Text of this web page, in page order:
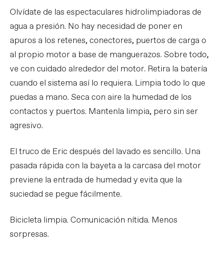
Olvídate de las espectaculares hidrolimpiadoras de
agua a presión. No hay necesidad de poner en
apuros a los retenes, conectores, puertos de carga o
al propio motor a base de manguerazos. Sobre todo,
ve con cuidado alrededor del motor. Retira la batería
cuando el sistema así lo requiera. Limpia todo lo que
puedas a mano. Seca con aire la humedad de los
contactos y puertos. Mantenla limpia, pero sin ser
agresivo.
El truco de Eric después del lavado es sencillo. Una
pasada rápida con la bayeta a la carcasa del motor
previene la entrada de humedad y evita que la
suciedad se pegue fácilmente.
Bicicleta limpia. Comunicación nítida. Menos
sorpresas.